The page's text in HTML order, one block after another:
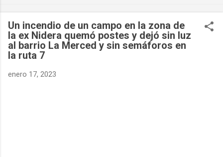
Un incendio de un campo en la zona de
la ex Nidera quemó postes y dejó sin luz
al barrio La Merced y sin semáforos en
la ruta 7
enero 17, 2023